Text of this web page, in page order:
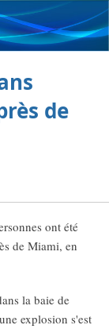
de
ont été
de Miami, en
la baie de
explosion s'est